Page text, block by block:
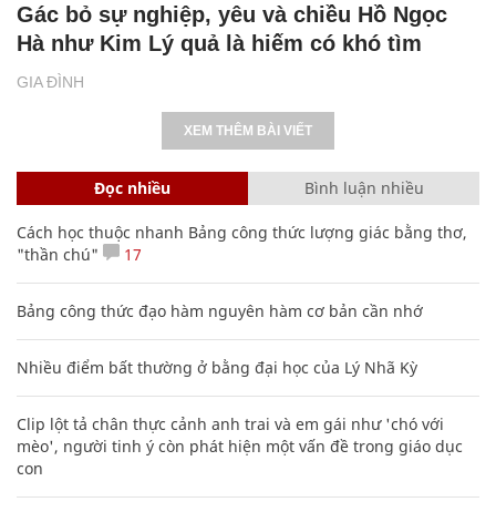
GIA ĐÌNH
Gác bỏ sự nghiệp, yêu và chiều Hồ Ngọc
Hà như Kim Lý quả là hiếm có khó tìm
XEM THÊM BÀI VIẾT
Đọc nhiều Bình luận nhiều
Cách học thuộc nhanh Bảng công thức lượng giác bằng thơ,
"thần chú"
17
Bảng công thức đạo hàm nguyên hàm cơ bản cần nhớ
Nhiều điểm bất thường ở bằng đại học của Lý Nhã Kỳ
Clip lột tả chân thực cảnh anh trai và em gái như 'chó với
mèo', người tinh ý còn phát hiện một vấn đề trong giáo dục
con